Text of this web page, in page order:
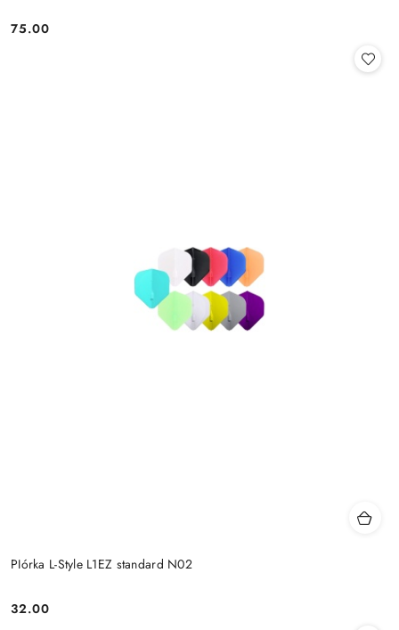
Cena:
75.00
PIórka L-Style L1EZ standard N02
Cena:
32.00